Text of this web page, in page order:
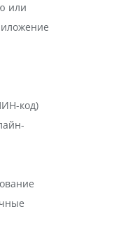
или
код)